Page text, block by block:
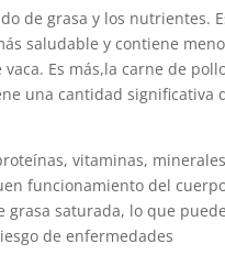
de grasa y los nutrientes.
saludable y contiene
Es más,la carne de
una cantidad significativa
vitaminas,
funcionamiento del
grasa saturada, lo que puede
de enfermedades